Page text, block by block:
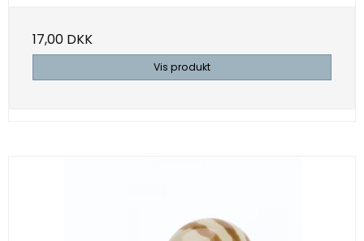
17,00 DKK
Vis produkt